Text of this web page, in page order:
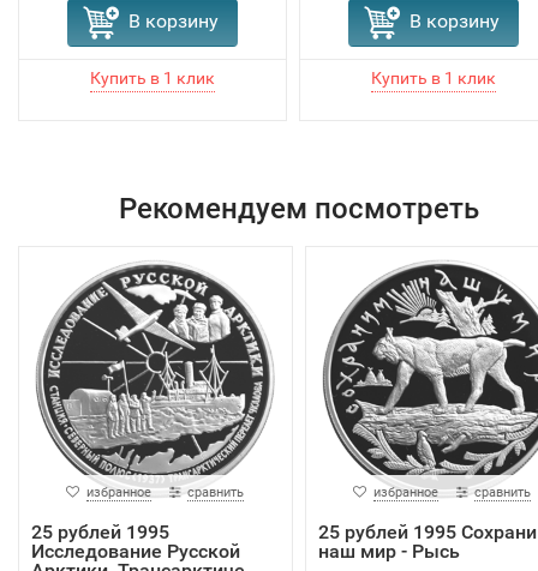
В корзину В корзину
Рекомендуем посмотреть
избранное сравнить
25 рублей 1995
Исследование Русской
избранное сравнить
25 рублей 1995
наш мир - Рысь